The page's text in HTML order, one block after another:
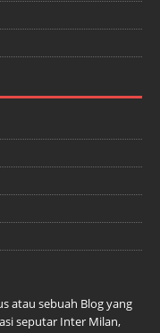
atau sebuah Blog yang
seputar Inter Milan,